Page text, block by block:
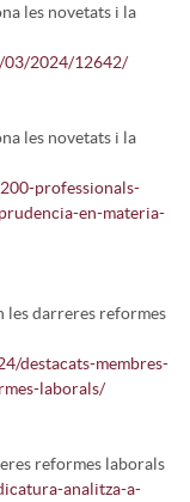
les novetats i la
03/2024/12642/
les novetats i la
professionals-
en-materia-
les darreres reformes
destacats-membres-
laborals/
reformes laborals
analitza-a-